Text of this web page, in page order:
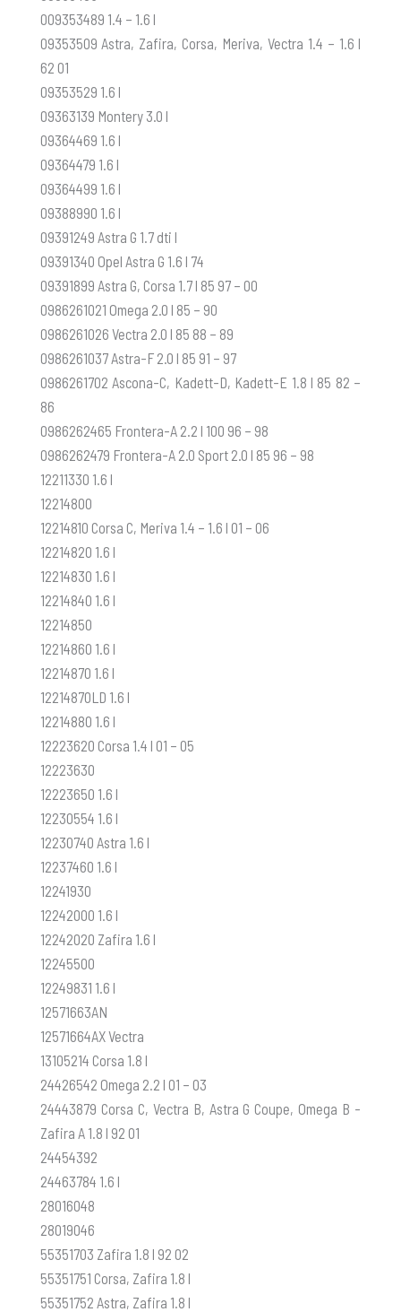
009353489 1.4 – 1.6 l
09353509 Astra, Zafira, Corsa, Meriva, Vectra 1.4 – 1.6 l
62 01
09353529 1.6 l
09363139 Montery 3.0 l
09364469 1.6 l
09364479 1.6 l
09364499 1.6 l
09388990 1.6 l
09391249 Astra G 1.7 dti l
09391340 Opel Astra G 1.6 l 74
09391899 Astra G, Corsa 1.7 l 85 97 – 00
0986261021 Omega 2.0 l 85 – 90
0986261026 Vectra 2.0 l 85 88 – 89
0986261037 Astra-F 2.0 l 85 91 – 97
0986261702 Ascona-C, Kadett-D, Kadett-E 1.8 l 85 82 –
86
0986262465 Frontera-A 2.2 l 100 96 – 98
0986262479 Frontera-A 2.0 Sport 2.0 l 85 96 – 98
12211330 1.6 l
12214800
12214810 Corsa C, Meriva 1.4 – 1.6 l 01 – 06
12214820 1.6 l
12214830 1.6 l
12214840 1.6 l
12214850
12214860 1.6 l
12214870 1.6 l
12214870LD 1.6 l
12214880 1.6 l
12223620 Corsa 1.4 l 01 – 05
12223630
12223650 1.6 l
12230554 1.6 l
12230740 Astra 1.6 l
12237460 1.6 l
12241930
12242000 1.6 l
12242020 Zafira 1.6 l
12245500
12249831 1.6 l
12571663AN
12571664AX Vectra
13105214 Corsa 1.8 l
24426542 Omega 2.2 l 01 – 03
24443879 Corsa C, Vectra B, Astra G Coupe, Omega B -
Zafira A 1.8 l 92 01
24454392
24463784 1.6 l
28016048
28019046
55351703 Zafira 1.8 l 92 02
55351751 Corsa, Zafira 1.8 l
55351752 Astra, Zafira 1.8 l